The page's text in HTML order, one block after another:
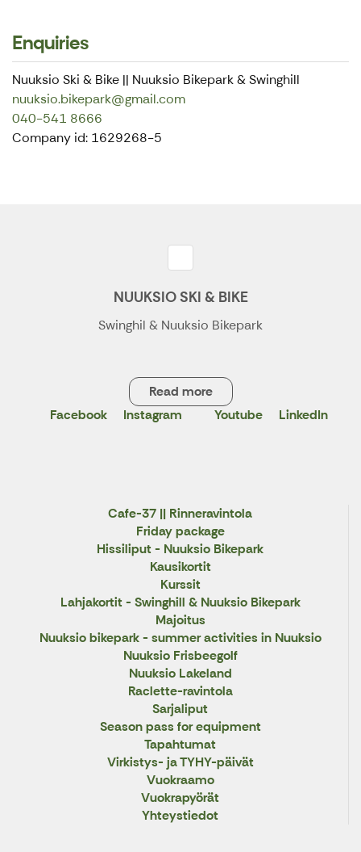
Enquiries
Nuuksio Ski & Bike || Nuuksio Bikepark & Swinghill
nuuksio.bikepark@gmail.com
040-541 8666
Company id: 1629268-5
NUUKSIO SKI & BIKE
Swinghil & Nuuksio Bikepark
Read more
Facebook
Instagram Youtube LinkedIn
Cafe-37 || Rinneravintola
Friday package
Hissiliput - Nuuksio Bikepark
Kausikortit
Kurssit
Lahjakortit - Swinghill & Nuuksio Bikepark
Majoitus
Nuuksio bikepark - summer activities in Nuuksio
Nuuksio Frisbeegolf
Nuuksio Lakeland
Raclette-ravintola
Sarjaliput
Season pass for equipment
Tapahtumat
Virkistys- ja TYHY-päivät
Vuokraamo
Vuokrapyörät
Yhteystiedot